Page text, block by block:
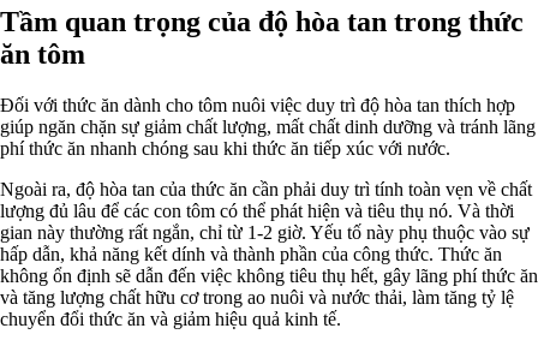
Tầm quan trọng của độ hòa tan trong thức
ăn tôm
Đối với thức ăn dành cho tôm nuôi việc duy trì độ hòa tan thích hợp
giúp ngăn chặn sự giảm chất lượng, mất chất dinh dưỡng và tránh lãng
phí thức ăn nhanh chóng sau khi thức ăn tiếp xúc với nước.
Ngoài ra, độ hòa tan của thức ăn cần phải duy trì tính toàn vẹn về chất
lượng đủ lâu để các con tôm có thể phát hiện và tiêu thụ nó. Và thời
gian này thường rất ngắn, chỉ từ 1-2 giờ. Yếu tố này phụ thuộc vào sự
hấp dẫn, khả năng kết dính và thành phần của công thức. Thức ăn
không ổn định sẽ dẫn đến việc không tiêu thụ hết, gây lãng phí thức ăn
và tăng lượng chất hữu cơ trong ao nuôi và nước thải, làm tăng tỷ lệ
chuyển đổi thức ăn và giảm hiệu quả kinh tế.